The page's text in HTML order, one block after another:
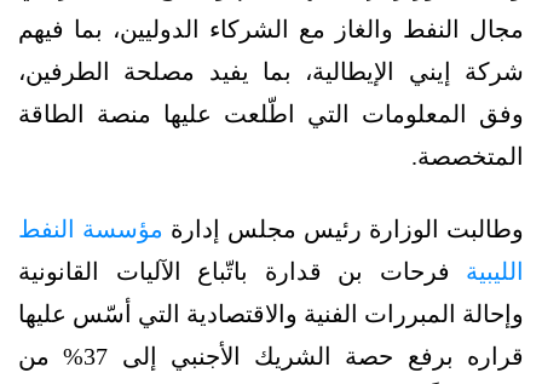
مجال النفط والغاز مع الشركاء الدوليين، بما فيهم
شركة إيني الإيطالية، بما يفيد مصلحة الطرفين،
وفق المعلومات التي اطّلعت عليها منصة الطاقة
المتخصصة.
وطالبت الوزارة رئيس مجلس إدارة مؤسسة النفط
الليبية فرحات بن قدارة باتّباع الآليات القانونية
وإحالة المبررات الفنية والاقتصادية التي أسّس عليها
قراره برفع حصة الشريك الأجنبي إلى 37% من